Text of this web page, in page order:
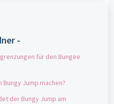
-
für den Bungee
Bungy Jump machen?
der Bungy Jump am